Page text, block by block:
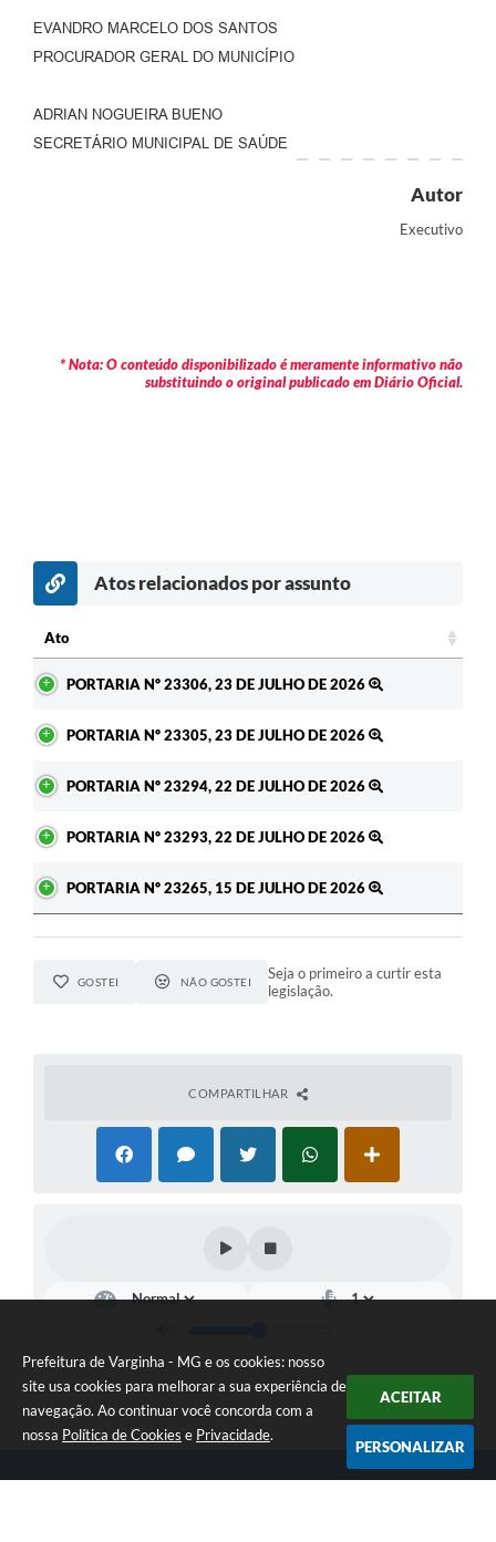
Prefeitura de Varginha - MG e os cookies: nosso
site usa cookies para melhorar a sua experiência de
navegação. Ao continuar você concorda com a
nossa Política de Cookies e Privacidade.
ACEITAR
PERSONALIZAR
EVANDRO MARCELO DOS SANTOS
PROCURADOR GERAL DO MUNICÍPIO
ADRIAN NOGUEIRA BUENO
SECRETÁRIO MUNICIPAL DE SAÚDE
Autor
Executivo
* Nota: O conteúdo disponibilizado é meramente informativo não
substituindo o original publicado em Diário Oficial.
Atos relacionados por assunto
Ato
PORTARIA Nº 23306, 23 DE JULHO DE 2026
PORTARIA Nº 23305, 23 DE JULHO DE 2026
PORTARIA Nº 23294, 22 DE JULHO DE 2026
PORTARIA Nº 23293, 22 DE JULHO DE 2026
PORTARIA Nº 23265, 15 DE JULHO DE 2026
GOSTEI NÃO GOSTEI
Seja o primeiro a curtir esta
legislação.
COMPARTILHAR